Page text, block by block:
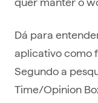
Dá para
aplicativo como
Segundo a
Time/Opinion